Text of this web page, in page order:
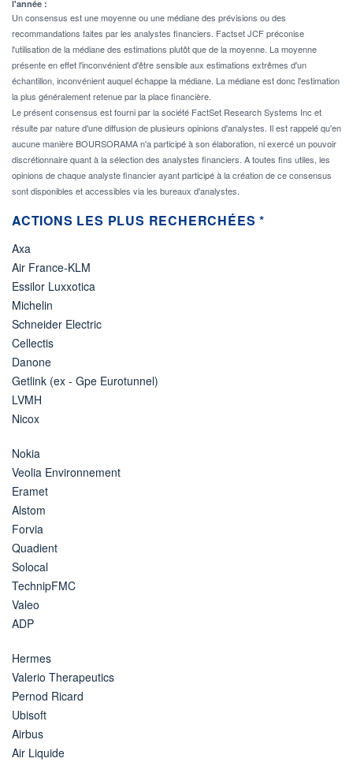
l'année :
Un consensus est une moyenne ou une médiane des prévisions ou des
recommandations faites par les analystes financiers. Factset JCF préconise
l'utilisation de la médiane des estimations plutôt que de la moyenne. La moyenne
présente en effet l'inconvénient d'être sensible aux estimations extrêmes d'un
échantillon, inconvénient auquel échappe la médiane. La médiane est donc l'estimation
la plus généralement retenue par la place financière.
Le présent consensus est fourni par la société FactSet Research Systems Inc et
résulte par nature d'une diffusion de plusieurs opinions d'analystes. Il est rappelé qu'en
aucune manière BOURSORAMA n'a participé à son élaboration, ni exercé un pouvoir
discrétionnaire quant à la sélection des analystes financiers. A toutes fins utiles, les
opinions de chaque analyste financier ayant participé à la création de ce consensus
sont disponibles et accessibles via les bureaux d'analystes.
ACTIONS LES PLUS RECHERCHÉES *
Axa
Air France-KLM
Essilor Luxxotica
Michelin
Schneider Electric
Cellectis
Danone
Getlink (ex - Gpe Eurotunnel)
LVMH
Nicox
Nokia
Veolia Environnement
Eramet
Alstom
Forvia
Quadient
Solocal
TechnipFMC
Valeo
ADP
Hermes
Valerio Therapeutics
Pernod Ricard
Ubisoft
Airbus
Air Liquide